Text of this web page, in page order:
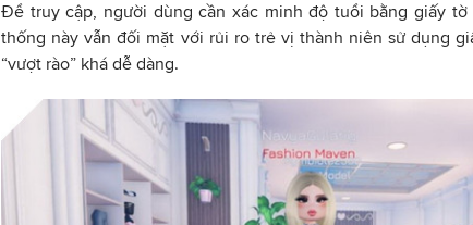
Để truy cập, người dùng cần xác minh độ tuổi bằng giấy tờ
thống này vẫn đối mặt với rủi ro trẻ vị thành niên sử dụng
“vượt rào” khá dễ dàng.